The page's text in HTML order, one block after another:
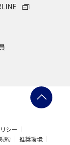
シー
約
推奨環境